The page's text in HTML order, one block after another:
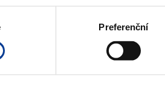
Preferenční